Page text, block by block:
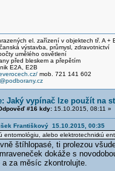
el. zařízení v objektech tř. A +
výstavba, průmysl, zdravotnictví
umělého osvětlení
před bleskem a přepětím
E2A, E2B
mob. 721 141 602
Jaký vypínač lze použít na
#16 kdy:15.10.2015, 08:11 »
Františkový 15.10.2015, 00:35
entomológiu, alebo elektrotechnickú
štíhlopasé, ti prolezou
dokáže s
a za měsíc zkontrolujte.